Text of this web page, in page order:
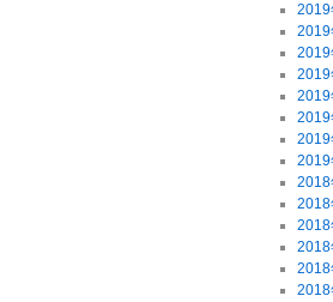
2019
2019
2019
2019
2019
2019
2019
2019
2018
2018
2018
2018
2018
2018